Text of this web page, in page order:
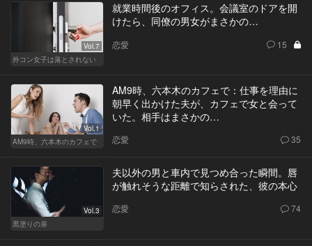
Vol.7
外コン女子は落とされない
就業時間後のオフィス。会議室のドアを開
けたら、同僚の男女がまさかの…
恋愛 15
Vol.1
AM9時、六本木のカフェで
AM9時、六本木のカフェで：仕事を理由に
朝早く出かけた夫が、カフェで女と会って
いた。相手はまさかの…
恋愛 35
Vol.3
黒塗りの扉
夫以外の男と車内で見つめ合った瞬間。唇
が触れそうな距離で知らされた、彼の本心
恋愛 74